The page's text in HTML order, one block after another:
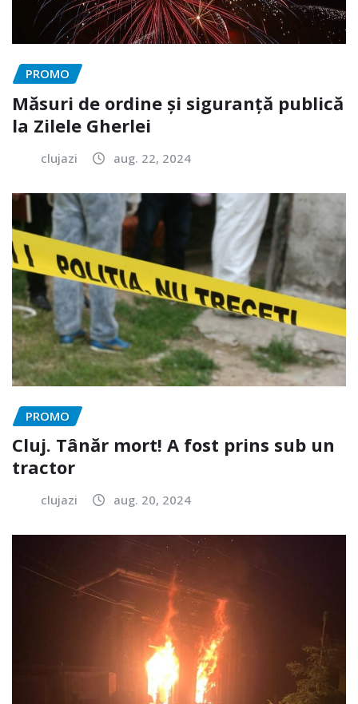
PROMO
Măsuri de ordine și siguranță publică
la Zilele Gherlei
clujazi aug. 22, 2024
PROMO
Cluj. Tânăr mort! A fost prins sub un
tractor
clujazi aug. 20, 2024